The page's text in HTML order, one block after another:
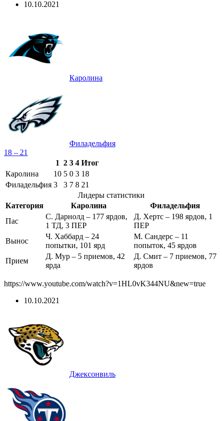
10.10.2021
Каролина
Филадельфия
18 – 21
1 2 3 4 Итог
Каролина
10 5 0 3 18
Филадельфия 3 3 7 8 21
Лидеры статистики
Категория
Каролина
Филадельфия
Пас
С. Дарнолд – 177 ярдов,
1 ТД, 3 ПЕР
Д. Хертс – 198 ярдов, 1
ПЕР
Вынос
Ч. Хаббард – 24
попытки, 101 ярд
М. Сандерс – 11
попыток, 45 ярдов
Прием
Д. Мур – 5 приемов, 42
ярда
Д. Смит – 7 приемов, 77
ярдов
https://www.youtube.com/watch?v=1HL0vK344NU&new=true
10.10.2021
Джексонвиль